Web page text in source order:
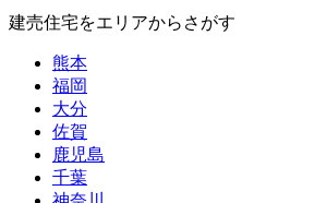
建売住宅をエリアからさがす
熊本
福岡
大分
佐賀
鹿児島
千葉